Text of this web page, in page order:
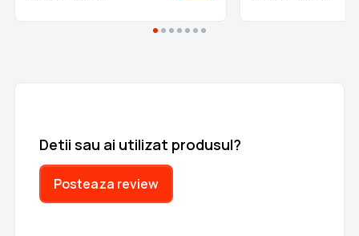
Detii sau ai utilizat produsul?
Posteaza review